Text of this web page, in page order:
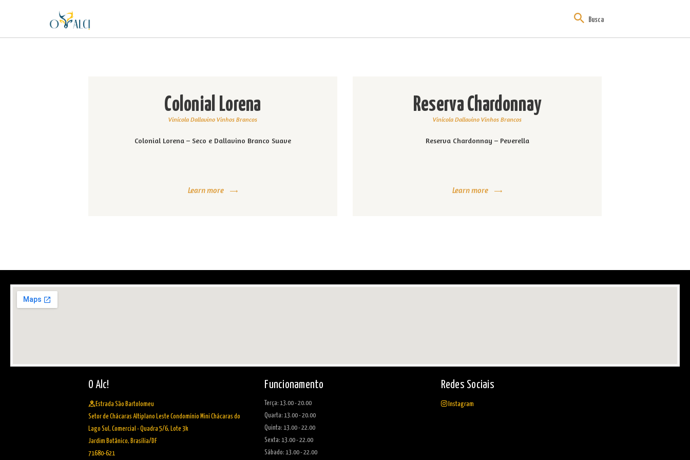
CONTATO
Colonial Lorena
Vinícola Dallavino Vinhos Brancos
Colonial Lorena – Seco e Dallavino Branco Suave
Learn more
Reserva Chardonnay
Vinícola Dallavino Vinhos Brancos
Reserva Chardonnay – Peverella
Learn more
O Alc!
Estrada São Bartolomeu
Setor de Chácaras Altiplano Leste Condomínio Mini Chácaras do
Lago Sul, Comercial - Quadra 5/6, Lote 3k
Jardim Botânico, Brasília/DF
71680-621
Funcionamento
Terça: 13.00 - 20.00
Quarta: 13.00 - 20.00
Quinta: 13.00 - 22.00
Sexta: 13.00 - 22.00
Sábado: 13.00 - 22.00
Redes Sociais
Instagram